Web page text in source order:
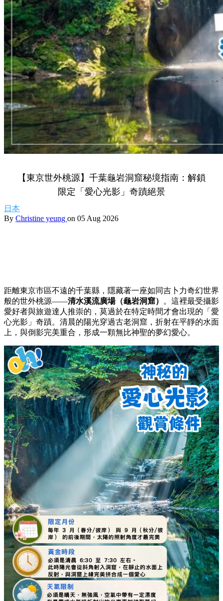
【東京世外桃源】千葉龜岩洞窟秘境指南：解鎖
限定「愛心光影」奇蹟絕景
日本
By Christine yeung on 05 Aug 2026
距離東京市區不遠的千葉縣，隱藏著一座如同吉卜力奇幻世界
般的世外桃源——清水溪流廣場（龜岩洞窟） 。這裡最受攝影
愛好者與旅遊達人推崇的，莫過於在特定時間才會出現的「愛
心光影」奇蹟。清晨的陽光穿過古老洞窟，折射在平靜的水面
上，與倒影完美重合，形成一顆無比神聖的夢幻愛心。